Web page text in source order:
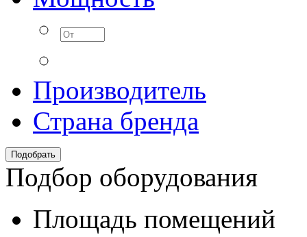
Производитель
Страна бренда
Подбор оборудования
Площадь помещений